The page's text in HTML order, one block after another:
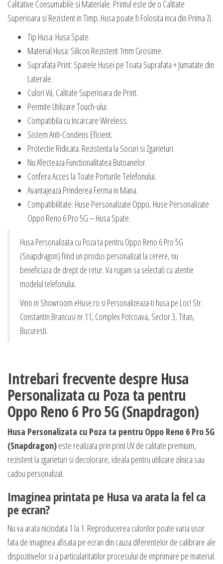
Calitative Consumabile si Materiale. Printul este de o Calitate
Superioara si Rezistent in Timp. Husa poate fi Folosita inca din Prima Zi.
Tip Husa: Husa Spate.
Material Husa: Silicon Rezistent 1mm Grosime.
Suprafata Print: Spatele Husei pe Toata Suprafata + Jumatate din
Laterale.
Culori Vii, Calitate Superioara de Print.
Permite Utilizare Touch-ului.
Compatibila cu Incarcare Wireless.
Sistem Anti-Condens Eficient.
Protectie Ridicata. Rezistenta la Socuri si Zgarieturi.
Nu Afecteaza Functionalitatea Butoanelor.
Confera Acces la Toate Porturile Telefonului.
Avantajeaza Prinderea Ferma in Mana.
Compatibilitate: Huse Personalizate Oppo, Huse Personalizate
Oppo Reno 6 Pro 5G – Husa Spate.
Husa Personalizata cu Poza ta pentru Oppo Reno 6 Pro 5G
(Snapdragon) fiind un produs personalizat la cerere, nu
beneficiaza de drept de retur. Va rugam sa selectati cu atentie
modelul telefonului.
Vino in Showroom eHuse.ro si Personalizeaza-ti husa pe Loc! Str.
Constantin Brancusi nr.11, Complex Potcoava, Sector 3, Titan,
Bucuresti.
Intrebari frecvente despre Husa
Personalizata cu Poza ta pentru
Oppo Reno 6 Pro 5G (Snapdragon)
Husa Personalizata cu Poza ta pentru Oppo Reno 6 Pro 5G
(Snapdragon)este realizata prin print UV de calitate premium,
rezistent la zgarieturi si decolorare, ideala pentru utilizare zilnica sau
cadou personalizat.
Imaginea printata pe Husa va arata la fel ca
pe ecran?
Nu va arata niciodata 1 la 1. Reproducerea culorilor poate varia usor
fata de imaginea afisata pe ecran din cauza diferentelor de calibrare ale
dispozitivelor si a particularitatilor procesului de imprimare pe material.